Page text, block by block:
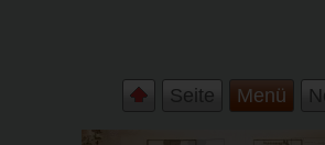
Seite Menü